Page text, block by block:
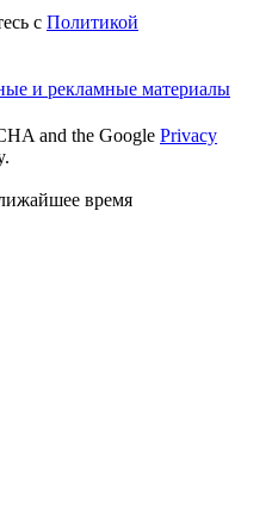
с Политикой
и рекламные материалы
and the Google Privacy
время